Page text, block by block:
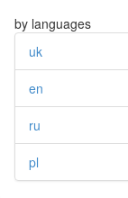
by languages
uk
en
ru
pl